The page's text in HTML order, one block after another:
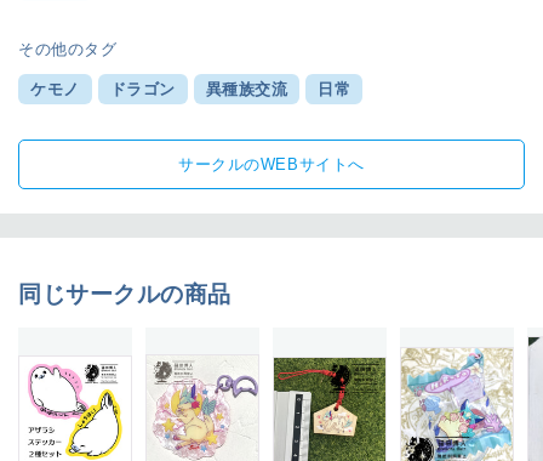
その他のタグ
ケモノ ドラゴン 異種族交流 日常
サークルのWEBサイトへ
同じサークルの商品